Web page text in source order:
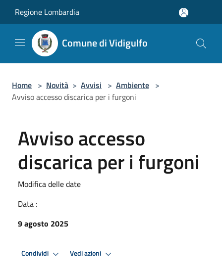
Regione Lombardia
Comune di Vidigulfo
Home > Novità > Avvisi > Ambiente >
Avviso accesso discarica per i furgoni
Avviso accesso
discarica per i furgoni
Modifica delle date
Data :
9 agosto 2025
Condividi Vedi azioni